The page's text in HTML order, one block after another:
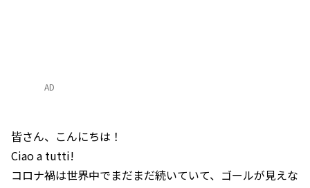
AD
皆さん、こんにちは！
Ciao a tutti!
コロナ禍は世界中でまだまだ続いていて、ゴールが見えな